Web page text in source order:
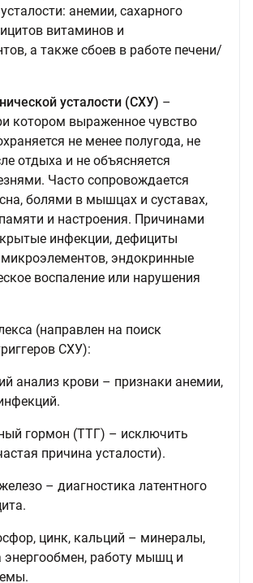
анемии, сахарного
витаминов и
а также сбоев в работе печени/
усталости (СХУ) –
котором выраженное чувство
не менее полугода, не
отдыха и не объясняется
Часто сопровождается
болями в мышцах и суставах,
и настроения. Причинами
инфекции, дефициты
эндокринные
воспаление или нарушения
(направлен на поиск
СХУ):
анализ крови – признаки анемии,
гормон (ТТГ) – исключить
причина усталости).
– диагностика латентного
цинк, кальций – минералы,
работу мышц и